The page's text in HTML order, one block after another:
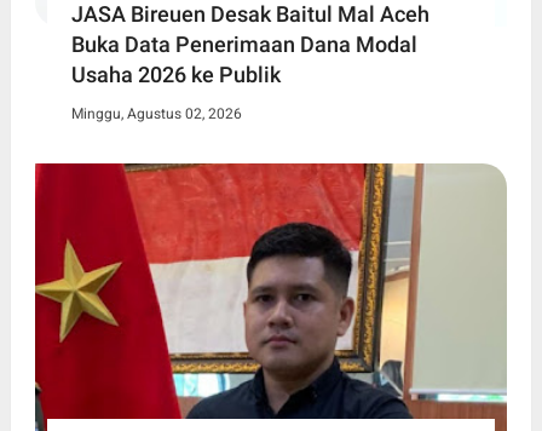
JASA Bireuen Desak Baitul Mal Aceh
Buka Data Penerimaan Dana Modal
Usaha 2026 ke Publik
Minggu, Agustus 02, 2026